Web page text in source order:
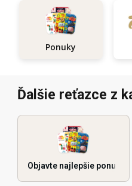
Ponuky
Ďalšie reťazce z
Objavte najlepšie ponuky